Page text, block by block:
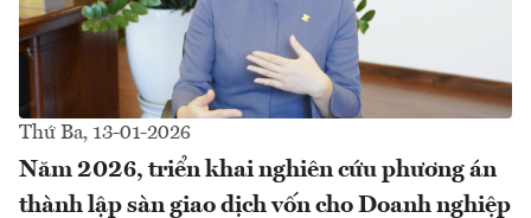
Thứ Ba, 13-01-2026
Năm 2026, triển khai nghiên cứu phương án
thành lập sàn giao dịch vốn cho Doanh nghiệp